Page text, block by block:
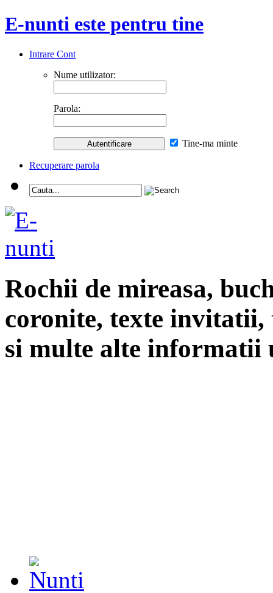
E-nunti este pentru tine
Intrare Cont
Nume utilizator:
Parola:
Tine-ma minte
Recuperare parola
Rochii de mireasa,
coronite, texte
si multe alte informatii